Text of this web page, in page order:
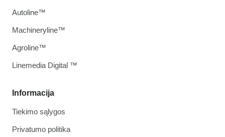
Informacija
Tiekimo sąlygos
Privatumo politika
Autoline™
Machineryline™
Agroline™
Linemedia Digital ™